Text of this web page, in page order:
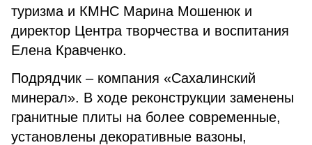
туризма и КМНС Марина Мошенюк и
директор Центра творчества и воспитания
Елена Кравченко.
Подрядчик – компания «Сахалинский
минерал». В ходе реконструкции заменены
гранитные плиты на более современные,
установлены декоративные вазоны,